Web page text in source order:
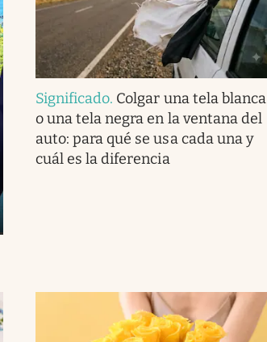
Significado. Colgar una tela blanca
o una tela negra en la ventana del
auto: para qué se usa cada una y
cuál es la diferencia